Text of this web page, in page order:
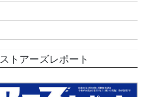
トアーズレポート